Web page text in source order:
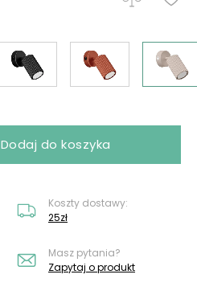
Dodaj do koszyka
Koszty dostawy:
25zł
Masz pytania?
Zapytaj o produkt